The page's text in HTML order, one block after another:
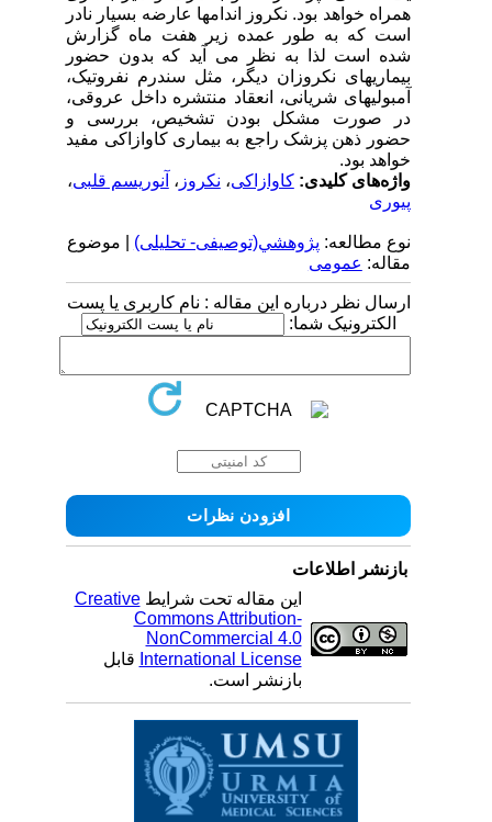
همراه خواهد بود. نکروز اندامها عارضه بسیار نادر
است که به طور عمده زیر هفت ماه گزارش
شده است لذا به نظر می آید که بدون حضور
بیماریهای نکروزان دیگر، مثل سندرم نفروتیک،
آمبولیهای شریانی، انعقاد منتشره داخل عروقی،
در صورت مشکل بودن تشخیص، بررسی و
حضور ذهن پزشک راجع به بیماری کاوازاکی مفید
خواهد بود.
واژه‌های کلیدی:کاوازاکی،نکروز، آنوریسم قلبی،
پیوری
نوع مطالعه:پژوهشي(توصیفی- تحلیلی) | موضوع
مقاله:عمومى
ارسال نظر درباره این مقاله : نام کاربری یا پست
الکترونیک شما:
بازنشر اطلاعات
این مقاله تحت شرایطCreative
Commons Attribution-
NonCommercial 4.0
International Licenseقابل
بازنشر است.